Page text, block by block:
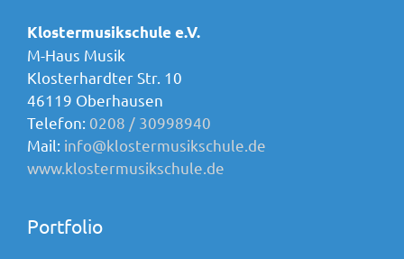
Klostermusikschule e.V.
M-Haus Musik
Klosterhardter Str. 10
46119 Oberhausen
Telefon: 0208 / 30998940
Mail: info@klostermusikschule.de
www.klostermusikschule.de
Portfolio